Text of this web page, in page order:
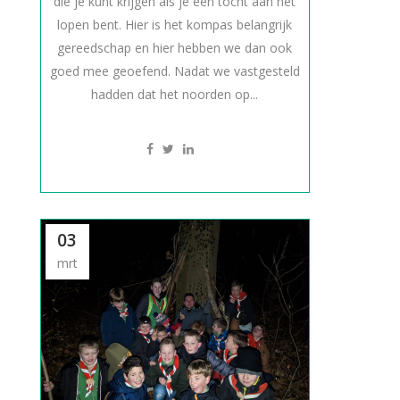
lopen bent. Hier is het kompas belangrijk
gereedschap en hier hebben we dan ook
goed mee geoefend. Nadat we vastgesteld
hadden dat het noorden op...
03
mrt